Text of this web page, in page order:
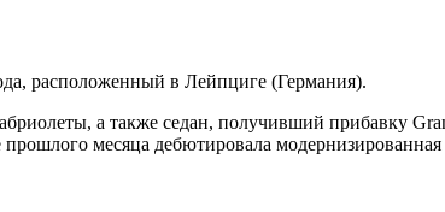
расположенный в Лейпциге (Германия).
а также седан, получивший прибавку
месяца дебютировала